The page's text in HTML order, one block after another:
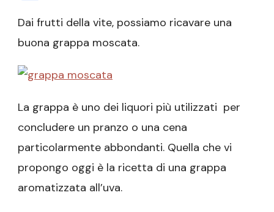
Dai frutti della vite, possiamo ricavare una
buona grappa moscata.
La grappa è uno dei liquori più utilizzati per
concludere un pranzo o una cena
particolarmente abbondanti. Quella che vi
propongo oggi è la ricetta di una grappa
aromatizzata all’uva.